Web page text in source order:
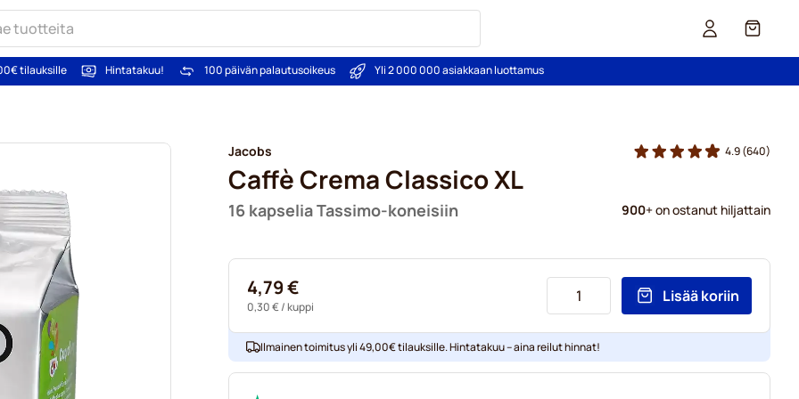
Kori
tilauksille Hintatakuu! 100 päivän palautusoikeus Yli 2 000 000 asiakkaan luottamus
Jacobs
Caffè Crema Classico XL
16 kapselia Tassimo-koneisiin
4.9(640)
900+ on ostanut hiljattain
4,79 €
0,30 €/ kuppi
Lisää koriin
Ilmainen toimitus yli 49,00€ tilauksille. Hintatakuu – aina reilut hinnat!